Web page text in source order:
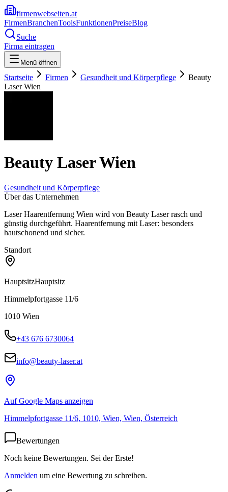
firmenwebseiten.at
FirmenBranchenToolsFunktionenPreiseBlog
Suche
Firma eintragen
Menü öffnen
Startseite Firmen Gesundheit und Körperpflege
Beauty
Laser Wien
Beauty Laser Wien
Gesundheit und Körperpflege
Über das Unternehmen
Laser Haarentfernung Wien wird von Beauty Laser rasch und
günstig durchgeführt. Haarentfernung mit Laser: besonders
hautschonend und sicher.
Standort
HauptsitzHauptsitz
Himmelpfortgasse 11/6
1010 Wien
+43 676 6730064
info@beauty-laser.at
Auf Google Maps anzeigen
Himmelpfortgasse 11/6, 1010, Wien, Wien, Österreich
Bewertungen
Noch keine Bewertungen. Sei der Erste!
Anmelden um eine Bewertung zu schreiben.